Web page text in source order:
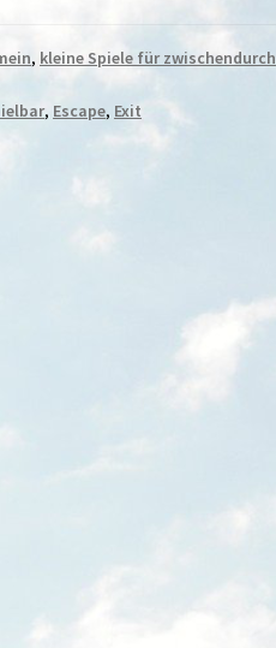
, kleine Spiele für zwischendurch
, Escape, Exit